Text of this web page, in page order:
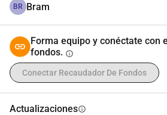
BR Bram
Forma equipo y conéctate con
fondos. info
Conectar Recaudador De Fondos
Actualizacionesinfo